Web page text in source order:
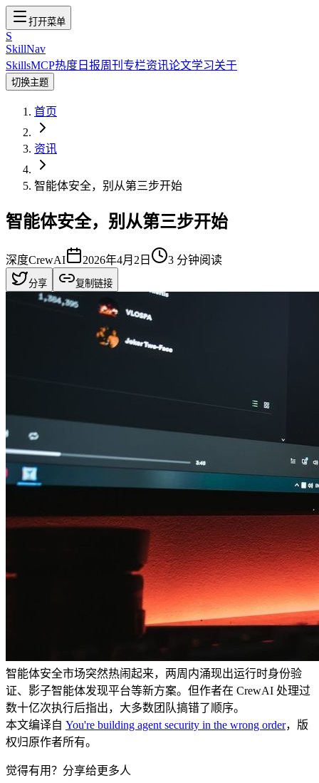
打开菜单
S
SkillNav
SkillsMCP热度 日报周刊 专栏资讯论文学习关于
切换主题
首页
资讯
智能体安全，别从第三步开始
智能体安全，别从第三步开始
深度CrewAI 2026年4月2日 3 分钟阅读
分享 复制链接
智能体安全市场突然热闹起来，两周内涌现出运行时身份验
证、影子智能体发现平台等新方案。但作者在 CrewAI 处理过
数十亿次执行后指出，大多数团队搞错了顺序。
本文编译自 You're building agent security in the wrong order，版
权归原作者所有。
觉得有用？分享给更多人